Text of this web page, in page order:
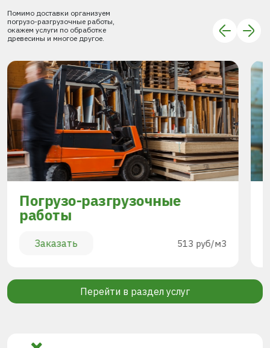
Помимо доставки организуем
погрузо-разгрузочные работы,
окажем услуги по обработке
древесины и многое другое.
Погрузо-разгрузочные
работы
Заказать 513 руб/м3
Перейти в раздел услуг